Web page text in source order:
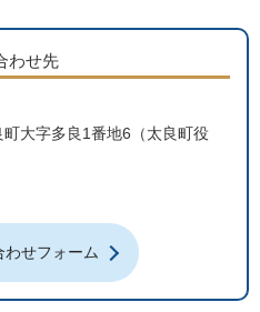
わせ先
大字多良1番地6（太良町役
わせフォーム